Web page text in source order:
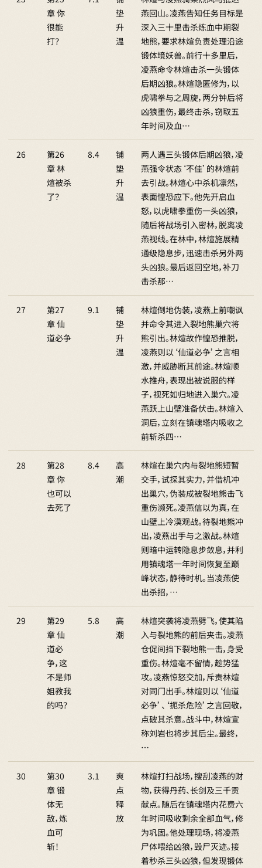
章 你
很能
打？
垫
升
温
燕回山。凌燕告知任务目标是
深入三十里击杀炼血中期裂
地熊，要求林煊负责处理沿途
锻体境妖兽。前行十多里后，
凌燕命令林煊击杀一头锻体
后期凶狼。林煊隐匿修为，以
虎啸拳与之周旋，两分钟后将
凶狼重伤，最终击杀，窃取五
年时间及血…
26
第26
章 林
煊被杀
了？
8.4
铺
垫
升
温
两人遇三头锻体后期凶狼，凌
燕强令状态‘不佳’的林煊前
去引战。林煊心中杀机凛然，
表面惶恐应下。他先开启血
怒，以虎啸拳重伤一头凶狼，
随后将战场引入密林，脱离凌
燕视线。在林中，林煊施展精
通级隐息步，迅速击杀另外两
头凶狼。最后返回空地，补刀
击杀那…
27
第27
章 仙
道必争
9.1
铺
垫
升
温
林煊倒地伪装，凌燕上前嘲讽
并命令其进入裂地熊巢穴将
熊引出。林煊故作惶恐推脱，
凌燕则以‘仙道必争’之言相
激，并威胁断其前途。林煊顺
水推舟，表现出被说服的样
子，视死如归地进入巢穴。凌
燕跃上山壁准备伏击。林煊入
洞后，立刻在镇魂塔内吸收之
前斩杀四…
28
第28
章 你
也可以
去死了
8.4
高
潮
林煊在巢穴内与裂地熊短暂
交手，试探其实力，并借机冲
出巢穴，伪装成被裂地熊击飞
重伤濒死。凌燕信以为真，在
山壁上冷漠观战。待裂地熊冲
出，凌燕出手与之激战。林煊
则暗中运转隐息步敛息，并利
用镇魂塔一年时间恢复至巅
峰状态，静待时机。当凌燕使
出杀招，…
29
第29
章 仙
道必
争，这
不是师
姐教我
的吗？
5.8
高
潮
林煊突袭将凌燕劈飞，使其陷
入与裂地熊的前后夹击。凌燕
仓促间挡下裂地熊一击，身受
重伤。林煊毫不留情，趁势猛
攻。凌燕惊怒交加，斥责林煊
对同门出手。林煊则以‘仙道
必争’、‘扼杀危险’之言回敬，
点破其杀意。战斗中，林煊宣
称刘岩也将步其后尘。最终，
…
30
第30
章 锻
体无
敌，炼
血可
斩！
3.1
爽
点
释
放
林煊打扫战场，搜刮凌燕的财
物，获得丹药、长剑及三千贡
献点。随后在镇魂塔内花费六
年时间吸收剩余全部血气，修
为巩固。他处理现场，将凌燕
尸体喂给凶狼，毁尸灭迹。接
着秒杀三头凶狼，但发现锻体